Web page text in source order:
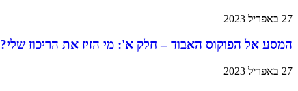
27 באפריל 2023
המסע אל הפוקוס האבוד – חלק א': מי הזיז את הריכוז שלי?
27 באפריל 2023